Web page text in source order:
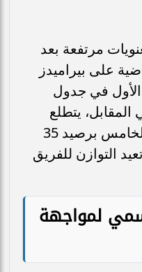
مرتفعة بعد
على بيراميدز
في جدول
نقطة. في المقابل، يتطلع
فريق إنبي صاحب المركز الخامس برصيد 35
التوازن للفريق
لمواجهة